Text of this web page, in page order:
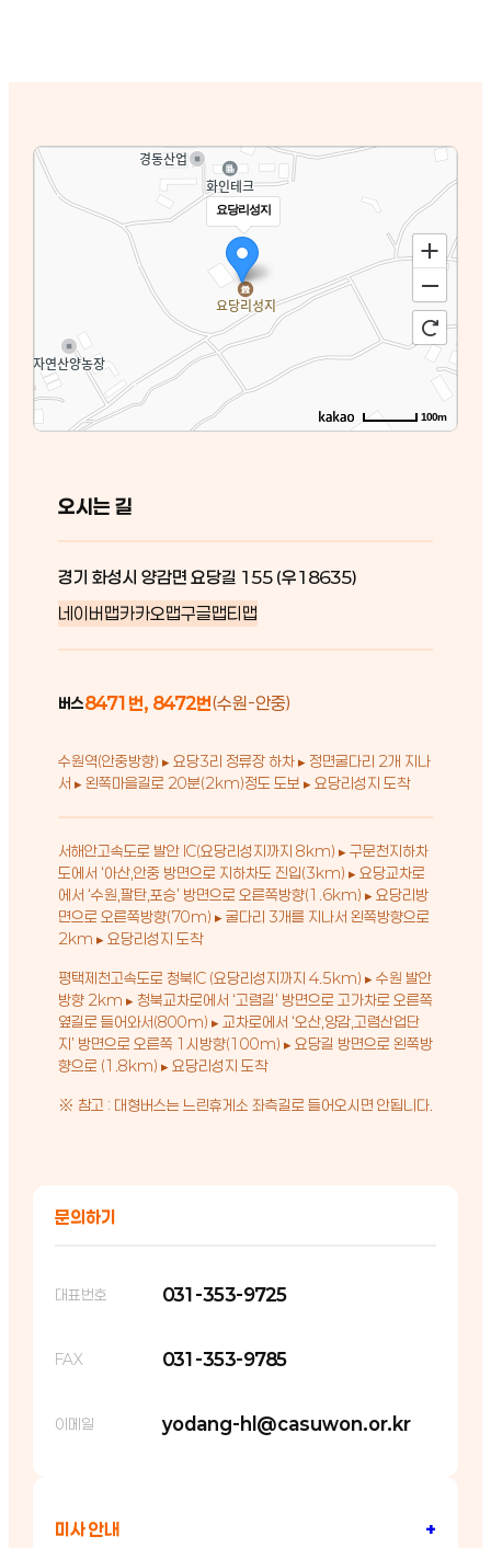
요당리성지
100m
오시는 길
경기 화성시 양감면 요당길 155 (우18635)
네이버맵카카오맵구글맵티맵
버스8471번, 8472번(수원-안중)
수원역(안중방향) ▸ 요당3리 정류장 하차 ▸ 정면굴다리 2개 지나
서 ▸ 왼쪽마을길로 20분(2km)정도 도보 ▸ 요당리성지 도착
서해안고속도로 발안 IC(요당리성지까지 8km) ▸ 구문천지하차
도에서 ‘아산,안중 방면으로 지하차도 진입(3km) ▸ 요당교차로
에서 ‘수원,팔탄,포승’ 방면으로 오른쪽방향(1.6km) ▸ 요당리방
면으로 오른쪽방향(70m) ▸ 굴다리 3개를 지나서 왼쪽방향으로
2km ▸ 요당리성지 도착
평택제천고속도로 청북IC (요당리성지까지 4.5km) ▸ 수원 발안
방향 2km ▸ 청북교차로에서 ‘고렴길’ 방면으로 고가차로 오른쪽
옆길로 들어와서(800m) ▸ 교차로에서 ‘오산,양감,고렴산업단
지’ 방면으로 오른쪽 1시방향(100m) ▸ 요당길 방면으로 왼쪽방
향으로 (1.8km) ▸ 요당리성지 도착
※ 참고 : 대형버스는 느린휴게소 좌측길로 들어오시면 안됩니다.
문의하기
대표번호 031-353-9725
FAX 031-353-9785
이메일 yodang-hl@casuwon.or.kr
미사 안내 +